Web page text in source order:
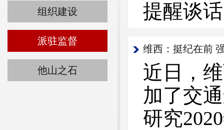
组织建设
派驻监督
他山之石
提醒谈
维西：挺纪在前
近日，
加了交
研究